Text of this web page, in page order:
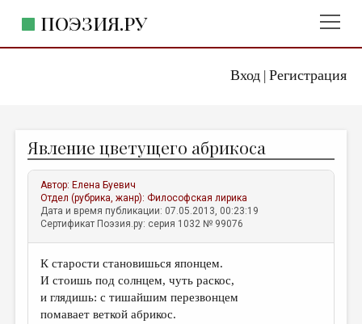
Вход| Регистрация
ПОЭЗИЯ.РУ
ЖАНРЫ
АВТОРЫ
КОММЕНТАРИИ
ЛИТСАЛОН
НОВОСТИ
ПРАВИЛА САЙТА
Явление цветущего абрикоса
Автор: Елена Буевич
Отдел (рубрика, жанр):Философская лирика
Дата и время публикации: 07.05.2013, 00:23:19
Сертификат Поэзия.ру: серия 1032 № 99076
К старости становишься японцем.
И стоишь под солнцем, чуть раскос,
и глядишь: с тишайшим перезвонцем
помавает веткой абрикос.